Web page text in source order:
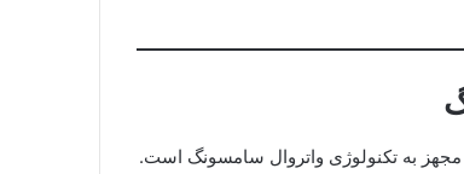
به تکنولوژی واتروال سامسونگ است.